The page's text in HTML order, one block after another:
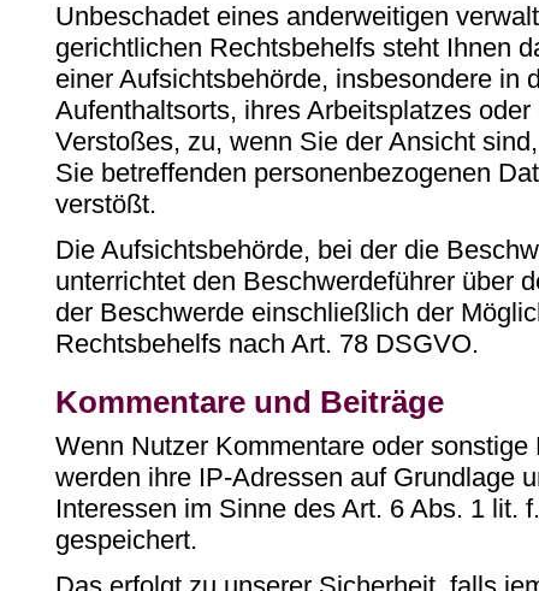
Unbeschadet eines anderweitigen
gerichtlichen Rechtsbehelfs steht Ihnen
einer Aufsichtsbehörde, insbesondere in
Aufenthaltsorts, ihres Arbeitsplatzes
Verstoßes, zu, wenn Sie der Ansicht
Sie betreffenden personenbezogenen
verstößt.
Die Aufsichtsbehörde, bei der die
unterrichtet den Beschwerdeführer über
der Beschwerde einschließlich der
Rechtsbehelfs nach Art. 78 DSGVO.
Kommentare und Beiträge
Wenn Nutzer Kommentare oder
werden ihre IP-Adressen auf Grundlage
Interessen im Sinne des Art. 6 Abs. 1 lit.
gespeichert.